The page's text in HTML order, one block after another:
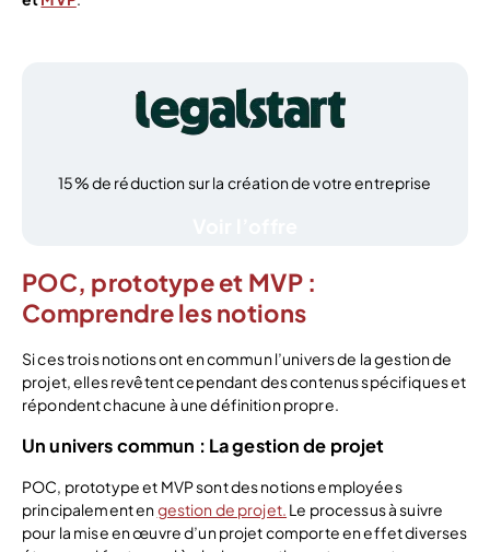
15% de réduction sur la création de votre entreprise
POC, prototype et MVP :
Comprendre les notions
Si ces trois notions ont en commun l’univers de la gestion de
projet, elles revêtent cependant des contenus spécifiques et
répondent chacune à une définition propre.
Un univers commun : La gestion de projet
POC, prototype et MVP sont des notions employées
principalement engestion de projet. Le processus à suivre
pour la mise en œuvre d’un projet comporte en effet diverses